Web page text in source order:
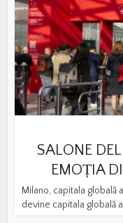
SALONE
EMOȚIA
Milano, capitala globală
devine capitala globală